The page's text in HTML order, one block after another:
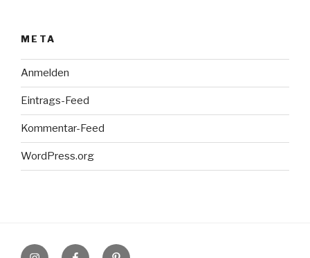
META
Anmelden
Eintrags-Feed
Kommentar-Feed
WordPress.org
InstagramFacebookPinterest